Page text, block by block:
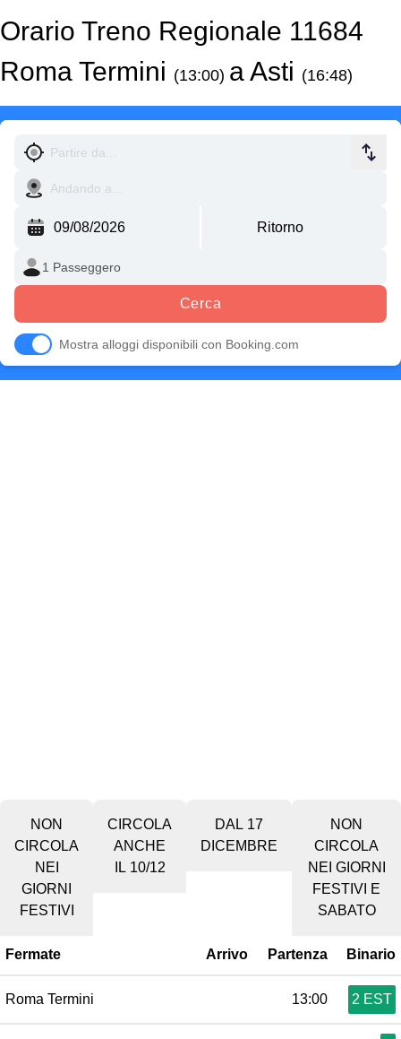
Orario Treno Regionale 11684
Roma Termini (13:00) a Asti (16:48)
Cerca
Mostra alloggi disponibili con Booking.com
NON
CIRCOLA
NEI
GIORNI
FESTIVI
CIRCOLA
ANCHE
IL 10/12
DAL 17
DICEMBRE
NON
CIRCOLA
NEI GIORNI
FESTIVI E
SABATO
Fermate Arrivo Partenza Binario
Roma Termini 13:00 2 EST